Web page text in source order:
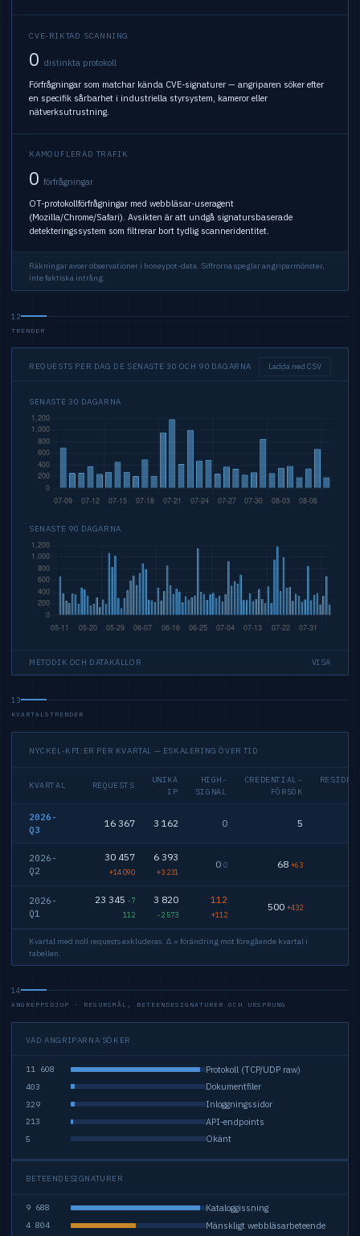
CVE-RIKTAD SCANNING
0 distinkta protokoll
Förfrågningar som matchar kända CVE-signaturer — angriparen söker efter
en specifik sårbarhet i industriella styrsystem, kameror eller
nätverksutrustning.
KAMOUFLERAD TRAFIK
0 förfrågningar
OT-protokollförfrågningar med webbläsar-useragent
(Mozilla/Chrome/Safari). Avsikten är att undgå signatursbaserade
detekteringssystem som filtrerar bort tydlig scanneridentitet.
Räkningar avser observationer i honeypot-data. Siffrorna speglar angriparmönster,
inte faktiska intrång.
12
TRENDER
REQUESTS PER DAG DE SENASTE 30 OCH 90 DAGARNA Ladda ned CSV
SENASTE 30 DAGARNA
SENASTE 90 DAGARNA
METODIK OCH DATAKÄLLOR VISA
13
KVARTALSTRENDER
NYCKEL-KPI:ER PER KVARTAL — ESKALERING ÖVER TID
KVARTAL REQUESTS
UNIKA
IP
HIGH-
SIGNAL
CREDENTIAL-
FÖRSÖK
2026-
Q3
16 367 3 162 0 5
2026-
Q2
30 457
+14 090
6 393
+3 231
0 0 68 +63
2026-
Q1
23 345 -7
112
3 820
-2 573
112
+112
500 +432
Kvartal med noll requests exkluderas. Δ = förändring mot föregående kvartal i
tabellen.
14
ANGREPPSDJUP · RESURSMÅL, BETEENDESIGNATURER OCH URSPRUNG
VAD ANGRIPARNA SÖKER
11 608 Protokoll (TCP/UDP raw)
403 Dokumentfiler
329 Inloggningssidor
213 API-endpoints
5 Okänt
BETEENDESIGNATURER
9 688 Kataloggissning
4 804 Mänskligt webbläsarbeteende